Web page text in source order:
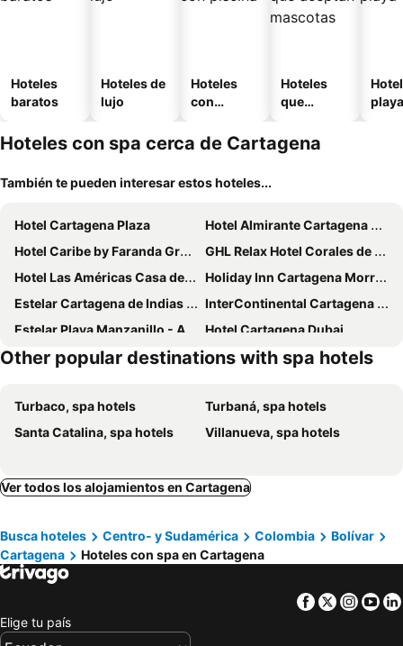
Hoteles
baratos
Hoteles de
lujo
Hoteles
con
Hoteles
que
mascotas
playa
Hoteles con spa cerca de Cartagena
También te pueden interesar estos hoteles...
Hotel Cartagena Plaza
Hotel Almirante Cartagena Colombia
Hotel Caribe by Faranda Grand, a member of Radisson Individuals
GHL Relax Hotel Corales de Indias
Hotel Las Américas Casa de Playa
Holiday Inn Cartagena Morros By Ihg
Estelar Cartagena de Indias Hotel y Centro de Convenciones
InterContinental Cartagena De Indias by IHG
Estelar Playa Manzanillo - All inclusive
Hotel Cartagena Dubai
Holiday Inn Express Cartagena Bocagrande By Ihg
Hotel Dorado Plaza
Sofitel Barú Cartagena
Grand Sirenis Karmairi
Getsemani Cartagena Luxury Hotel
Hotel Blue Concept
Las Américas Torre del Mar
Sofitel Legend Santa Clara Cartagena
Bastión Luxury Hotel
Hotel Las Islas
Hotel Coral Reef
Hotel Atlantic Lux
Hotel Casa La Factoria by Faranda Boutique, a member of Radisson Individuals
Hotel Boutique Casa del Coliseo
Hotel Cabreromar
Other popular destinations with spa hotels
Turbaco, spa hotels
Turbaná, spa hotels
Santa Catalina, spa hotels
Villanueva, spa hotels
Ver todos los alojamientos en Cartagena
Busca hoteles Centro- y Sudamérica Colombia
Bolívar
Cartagena
Hoteles con spa en Cartagena
Facebook
Twitter
Elige tu país